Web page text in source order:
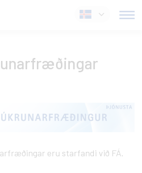
Íslenska
eru starfandi við FÁ.